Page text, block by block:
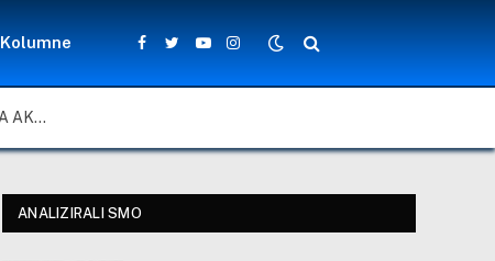
Kolumne
Facebook
TwitterYouTubeInstagram
ZA LEPŠE I BEZBEDNIJE ŠKOLSKO DVORIŠTE: ZAJEDNIČKA AKCIJA MEŠTANA, NASTAVNIKA I ĐAKA U SELU VLASE KOD VRANJA
ANALIZIRALI SMO